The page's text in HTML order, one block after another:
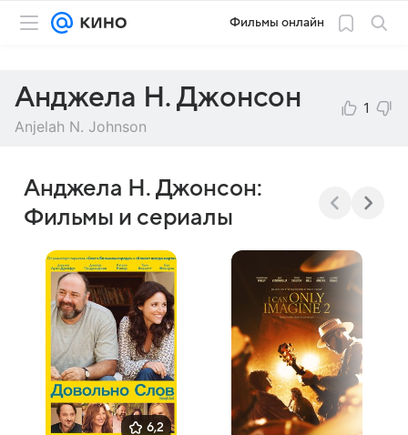
Фильмы онлайн
Анджела Н. Джонсон
Anjelah N. Johnson
1
Анджела Н. Джонсон:
Фильмы и сериалы
6,2